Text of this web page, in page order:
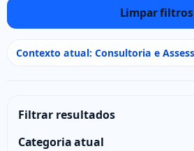
Limpar filtros
Contexto atual: Consultoria e
Filtrar resultados
Categoria atual